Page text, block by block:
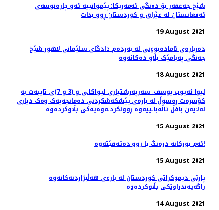
شێخ جەعفەر بۆ دەنگی ئەمەریکا: پێموانییه‌ ئەو چارەنوسەی
ئه‌فغانستان له‌ عێراق و کوردستان ڕوو بدات
19 August 2021
دەربارەی ئامادەبوونی لە بەردەم دادگای سلێمانی لاهور شێخ
جەنگی پەیامێک بڵاو دەکاتەوە
18 August 2021
لیوا ئەیوب یوسف، سەرپەرشتیاری لیواکانی و (3 و 7)ی تایبەت بە
کۆسرەت ڕەسوڵ لە بارەی پێشکەشکردنی دەمانچەیەک وەک دیاری
لەلایەن بافڵ تاڵەبانییەوە ڕوونکردنەوەیەکی بڵاوکردەوە
15 August 2021
ئەم بورکانە‌ درەنگ یا زوو دەتەقێتەوە!
15 August 2021
پارتی دیموکراتی کوردستان لە بارەی هەڵبژاردنەکانەوە
راگەیەندراوێکی بڵاوکردەوە
14 August 2021